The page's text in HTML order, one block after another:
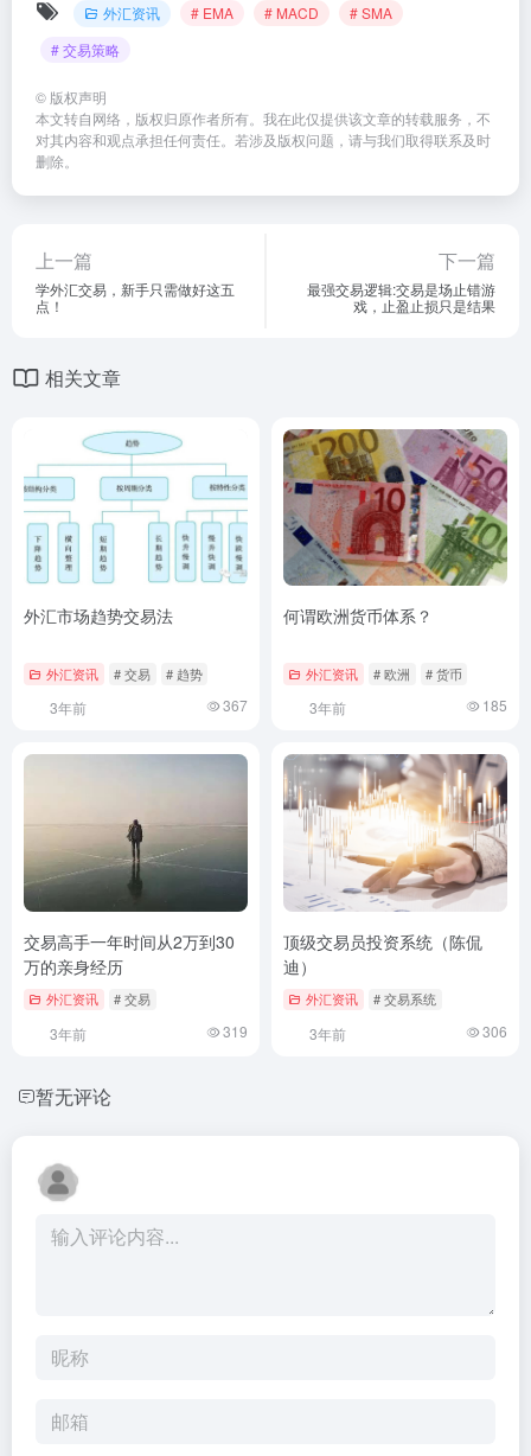
外汇资讯 # EMA # MACD
# SMA
# 交易策略
© 版权声明
本文转自网络，版权归原作者所有。我在此仅提供该文章的转载服务，不
对其内容和观点承担任何责任。若涉及版权问题，请与我们取得联系及时
删除。
上一篇
学外汇交易，新手只需做好这五
点！
下一篇
最强交易逻辑:交易是场止错游
戏，止盈止损只是结果
相关文章
外汇市场趋势交易法
外汇资讯 # 交易 # 趋势
3年前 367
何谓欧洲货币体系？
外汇资讯 # 欧洲 # 货币
3年前 185
交易高手一年时间从2万到30
万的亲身经历
外汇资讯 # 交易
3年前 319
顶级交易员投资系统（陈侃
迪）
外汇资讯 # 交易系统
3年前 306
暂无评论